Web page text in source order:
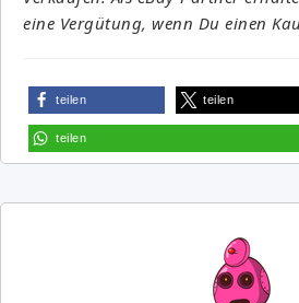
eine Vergütung, wenn Du einen
teilen teilen
teilen